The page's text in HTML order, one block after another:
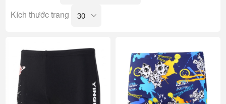
Kích thước trang